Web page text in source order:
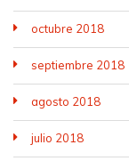
octubre 2018
septiembre 2018
agosto 2018
julio 2018